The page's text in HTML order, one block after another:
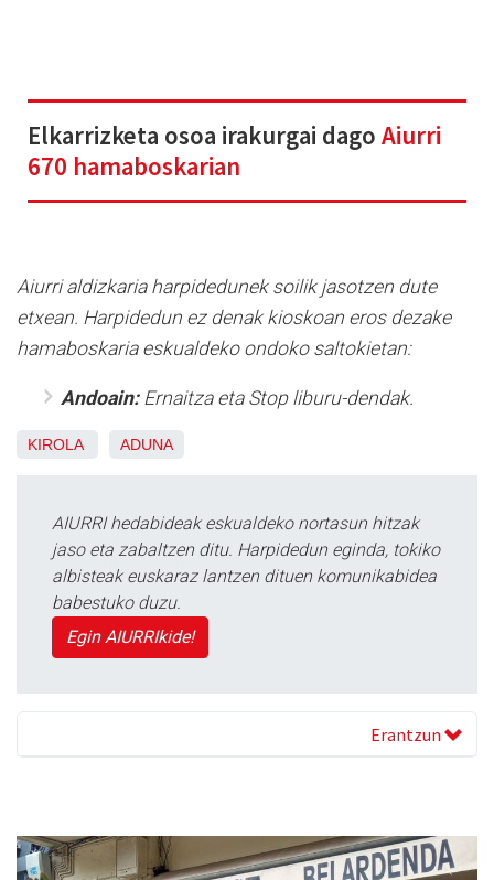
Elkarrizketa osoa irakurgai dagoAiurri
670 hamaboskarian
Aiurri aldizkaria harpidedunek soilik jasotzen dute
etxean. Harpidedun ez denak kioskoan eros dezake
hamaboskaria eskualdeko ondoko saltokietan:
Andoain: Ernaitza eta Stop liburu-dendak.
KIROLA ADUNA
AIURRI hedabideak eskualdeko nortasun hitzak
jaso eta zabaltzen ditu. Harpidedun eginda, tokiko
albisteak euskaraz lantzen dituen komunikabidea
babestuko duzu.
Egin AIURRIkide!
Erantzun